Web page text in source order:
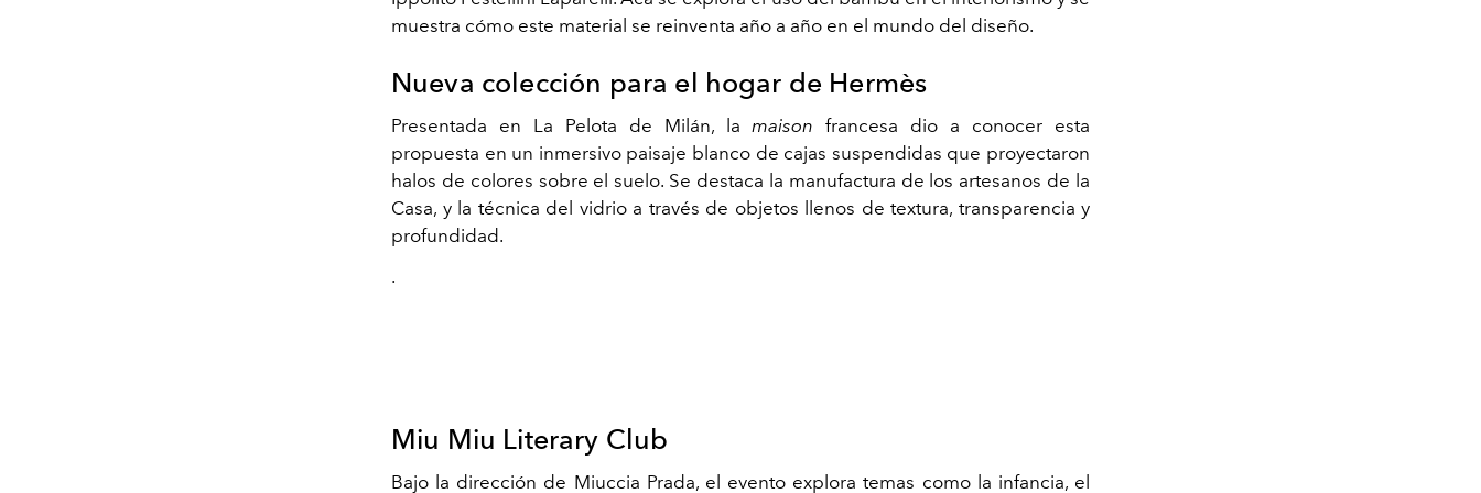
muestra cómo este material se reinventa año a año en el mundo del diseño.
Nueva colección para el hogar de Hermès
Presentada en La Pelota de Milán, lamaison francesa dio a conocer esta
propuesta en un inmersivo paisaje blanco de cajas suspendidas que proyectaron
halos de colores sobre el suelo. Se destaca la manufactura de los artesanos de la
Casa, y la técnica del vidrio a través de objetos llenos de textura, transparencia y
profundidad.
.
Miu Miu Literary Club
Bajo la dirección de Miuccia Prada, el evento explora temas como la infancia, el